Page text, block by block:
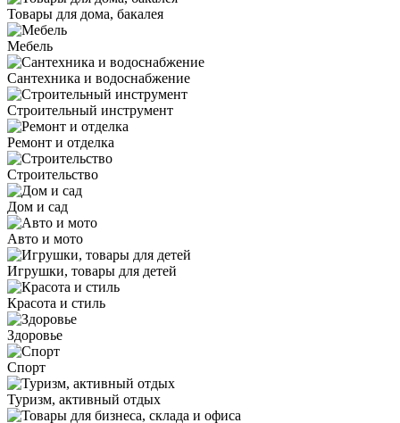
Товары для дома, бакалея
Мебель
Сантехника и водоснабжение
Строительный инструмент
Ремонт и отделка
Строительство
Дом и сад
Авто и мото
Игрушки, товары для детей
Красота и стиль
Здоровье
Спорт
Туризм, активный отдых